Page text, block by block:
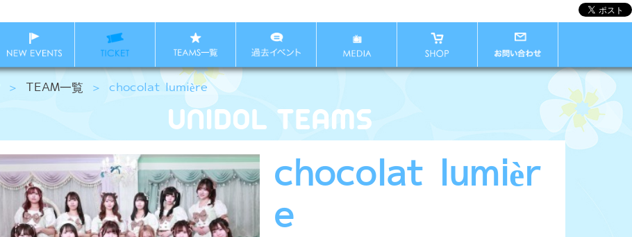
＞ TEAM一覧 ＞ chocolat lumière
chocolat lumièr
e